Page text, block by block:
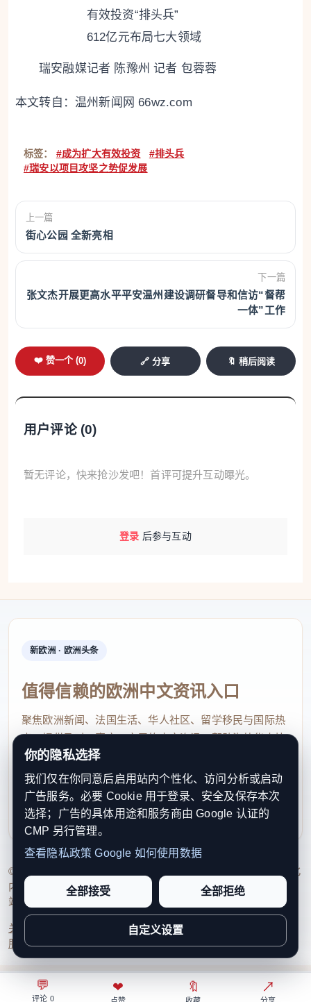
💬
评论 0
❤ 🔖 ↗
有效投资“排头兵”
612亿元布局七大领域
瑞安融媒记者 陈豫州 记者 包蓉蓉
本文转自： 温州新闻网 66wz.com
标签： #成为扩大有效投资
#排头兵
#瑞安以项目攻坚之势促发展
上一篇
街心公园 全新亮相
下一篇
张文杰开展更高水平平安温州建设调研督导和信访“督帮
一体”工作
❤️ 赞一个 (0) 🔗 分享 🔖 稍后阅读
用户评论 (0)
暂无评论，快来抢沙发吧！首评可提升互动曝光。
登录 后参与互动
新欧洲 · 欧洲头条
值得信赖的欧洲中文资讯入口
聚焦欧洲新闻、法国生活、华人社区、留学移民与国际热
点，提供及时、真实、实用的中文资讯，帮助海外华人快
速了解欧洲动态。
contact@xinouzhou.com
服务支持、版权与合作：工作日优先处理站务、投稿与权
利通知
© 2026 新欧洲·欧洲头条. All Rights Reserved. 本网站持续优化
内容透明度、联系方式与用户权利说明，以提升品牌信任感和
站点完整度。
关于我们 编辑规范日期归档隐私政策
服务条款联系我们
你的隐私选择
我们仅在你同意后启用站内个性化、访问分析或启动
广告服务。必要 Cookie 用于登录、安全及保存本次
选择；广告的具体用途和服务商由 Google 认证的
CMP 另行管理。
查看隐私政策 Google 如何使用数据
全部接受 全部拒绝
自定义设置
⌂
首页
◎
关注
↗
热榜
○
我的